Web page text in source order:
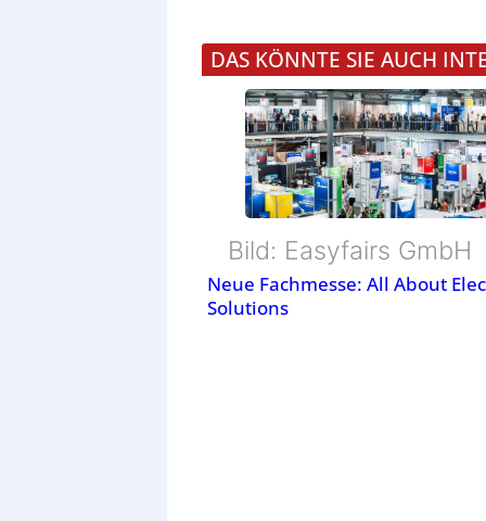
DAS KÖNNTE SIE AUCH
Bild: Easyfairs GmbH
Neue Fachmesse: All About
Solutions